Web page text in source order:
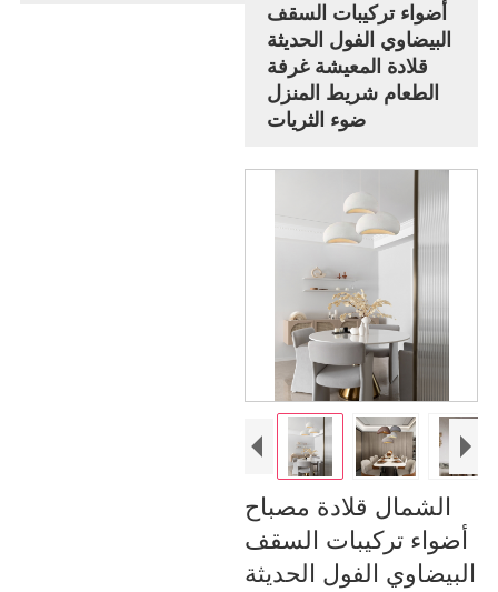
أضواء تركيبات السقف
البيضاوي الفول الحديثة
قلادة المعيشة غرفة
الطعام شريط المنزل
ضوء الثريات
الشمال قلادة مصباح
أضواء تركيبات السقف
البيضاوي الفول الحديثة